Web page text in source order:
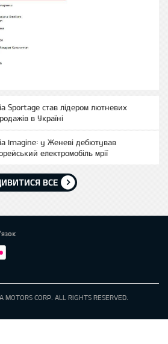
Sportage став лідером лютневих
в Україні
Imagine: у Женеві дебютував
електромобіль мрії
ВСЕ
CORP. ALL RIGHTS RESERVED.